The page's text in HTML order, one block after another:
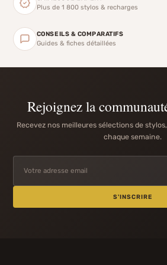
Plus de 1 800 stylos & recharges
CONSEILS & COMPARATIFS
Guides & fiches détaillées
Rejoignez la
Recevez nos meilleures sélections de
chaque semaine.
S'INSCRIRE